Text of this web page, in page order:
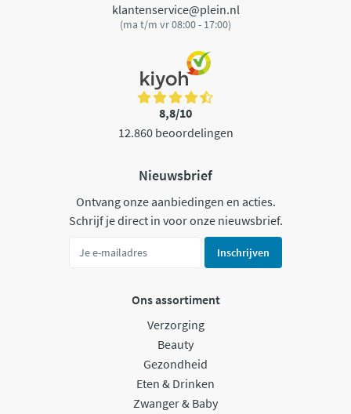
klantenservice@plein.nl
(ma t/m vr 08:00 - 17:00)
8,8/10
12.860 beoordelingen
Nieuwsbrief
Ontvang onze aanbiedingen en acties.
Schrijf je direct in voor onze nieuwsbrief.
Inschrijven
Ons assortiment
Verzorging
Beauty
Gezondheid
Eten & Drinken
Zwanger & Baby